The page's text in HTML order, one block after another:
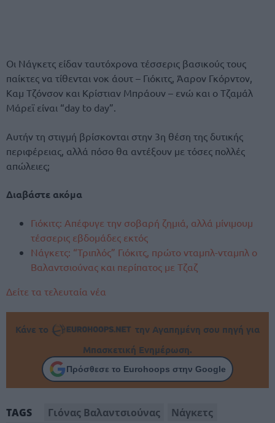
Οι Νάγκετς είδαν ταυτόχρονα τέσσερις βασικούς τους
παίκτες να τίθενται νοκ άουτ – Γιόκιτς, Άαρον Γκόρντον,
Καμ Τζόνσον και Κρίστιαν Μπράουν – ενώ και ο Τζαμάλ
Μάρεϊ είναι “day to day”.
Αυτήν τη στιγμή βρίσκονται στην 3η θέση της δυτικής
περιφέρειας, αλλά πόσο θα αντέξουν με τόσες πολλές
απώλειες;
Διαβάστε ακόμα
Γιόκιτς: Απέφυγε την σοβαρή ζημιά, αλλά μίνιμουμ
τέσσερις εβδομάδες εκτός
Νάγκετς: “Τριπλός” Γιόκιτς, πρώτο νταμπλ-νταμπλ ο
Βαλαντσιούνας και περίπατος με Τζαζ
Δείτε τα τελευταία νέα
Κάνε το
την Αγαπημένη σου πηγή για
Μπασκετική Ενημέρωση.
Πρόσθεσε το Eurohoops στην Google
TAGS Γιόνας Βαλαντσιούνας
Νάγκετς